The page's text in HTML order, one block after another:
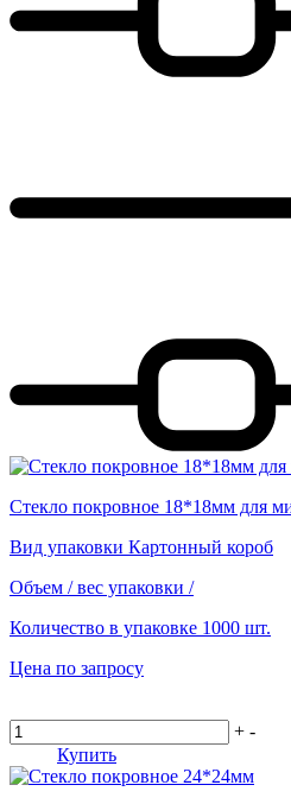
Стекло покровное 18*18мм для
Вид упаковки Картонный короб
Объем / вес упаковки /
Количество в упаковке 1000 шт.
Цена по запросу
+ -
Купить